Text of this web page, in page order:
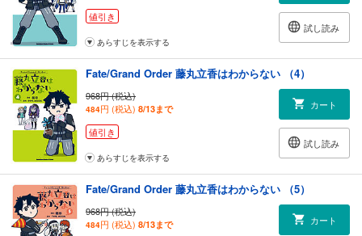
値引き
試し読み
あらすじを表示する
Fate/Grand Order 藤丸立香はわからない （4）
968円 (税込)
484円 (税込) 8/13まで
値引き
カート
試し読み
あらすじを表示する
Fate/Grand Order 藤丸立香はわからない （5）
968円 (税込)
484円 (税込) 8/13まで カート